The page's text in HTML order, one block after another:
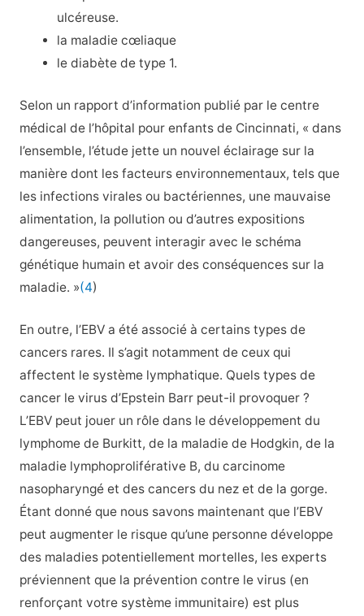
ulcéreuse.
la maladie cœliaque
le diabète de type 1.
Selon un rapport d’information publié par le centre
médical de l’hôpital pour enfants de Cincinnati, « dans
l’ensemble, l’étude jette un nouvel éclairage sur la
manière dont les facteurs environnementaux, tels que
les infections virales ou bactériennes, une mauvaise
alimentation, la pollution ou d’autres expositions
dangereuses, peuvent interagir avec le schéma
génétique humain et avoir des conséquences sur la
maladie. »(4)
En outre, l’EBV a été associé à certains types de
cancers rares. Il s’agit notamment de ceux qui
affectent le système lymphatique. Quels types de
cancer le virus d’Epstein Barr peut-il provoquer ?
L’EBV peut jouer un rôle dans le développement du
lymphome de Burkitt, de la maladie de Hodgkin, de la
maladie lymphoproliférative B, du carcinome
nasopharyngé et des cancers du nez et de la gorge.
Étant donné que nous savons maintenant que l’EBV
peut augmenter le risque qu’une personne développe
des maladies potentiellement mortelles, les experts
préviennent que la prévention contre le virus (en
renforçant votre système immunitaire) est plus